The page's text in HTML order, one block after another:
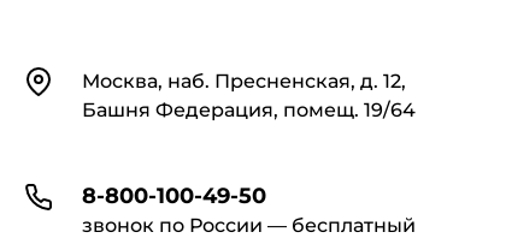
КонтактыМосква, наб. Пресненская, д. 12,
Башня Федерация, помещ. 19/64
8-800-100-49-50
звонок по России — бесплатный